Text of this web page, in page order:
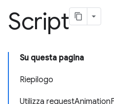
Script
Su questa pagina
Riepilogo
Utilizza